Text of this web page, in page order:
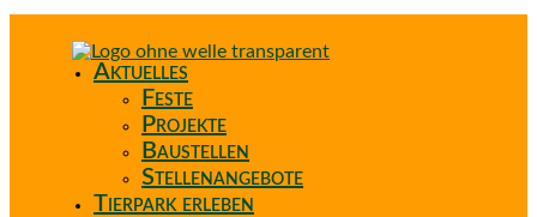
Aktuelles
Feste
Projekte
Baustellen
Stellenangebote
Tierpark erleben